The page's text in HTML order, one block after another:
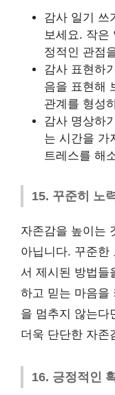
감사 일기 쓰
보세요. 작은
정적인 관점
감사 표현하
음을 표현해
관계를 형성
감사 명상하
는 시간을 가
트레스를 해
15. 꾸준히 노
자존감을 높이는
아닙니다. 꾸준한
서 제시된 방법들
하고 믿는 마음을
을 멈추지 않는다
더욱 단단한 자존
16. 긍정적인